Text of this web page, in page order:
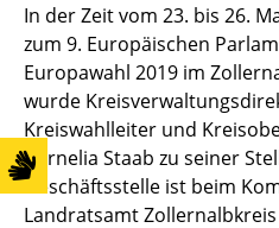
In der Zeit vom 23. bis 26.
zum 9. Europäischen
Europawahl 2019 im
wurde
Kreiswahlleiter und
Cornelia Staab zu seiner
Geschäftsstelle ist beim
Landratsamt